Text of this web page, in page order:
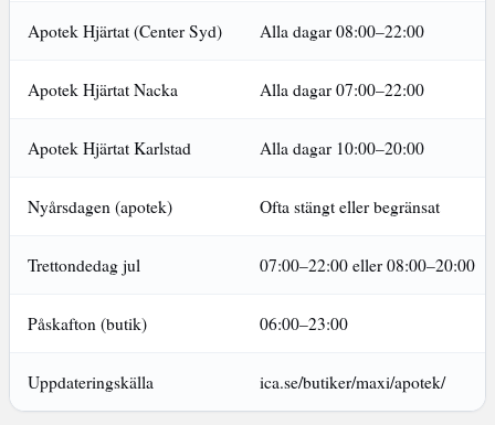
Apotek Hjärtat (Center Syd) Alla dagar 08:00–22:00
Apotek Hjärtat Nacka Alla dagar 07:00–22:00
Apotek Hjärtat Karlstad Alla dagar 10:00–20:00
Nyårsdagen (apotek) Ofta stängt eller begränsat
Trettondedag jul 07:00–22:00 eller 08:00–20:00
Påskafton (butik) 06:00–23:00
Uppdateringskälla ica.se/butiker/maxi/apotek/